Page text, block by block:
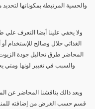
والحسية المرتبطة بمكوناتها
ولا يخفي علينا أيضا التعرف
الغذائي حلال وصالح للإستخدام
المحاضر طرق تحاليل جودة
والسبب في تغيير لونها ومتي
وبعد ذالك يناقشنا المحاضر عن
قسم حسب الغرض من إضافته